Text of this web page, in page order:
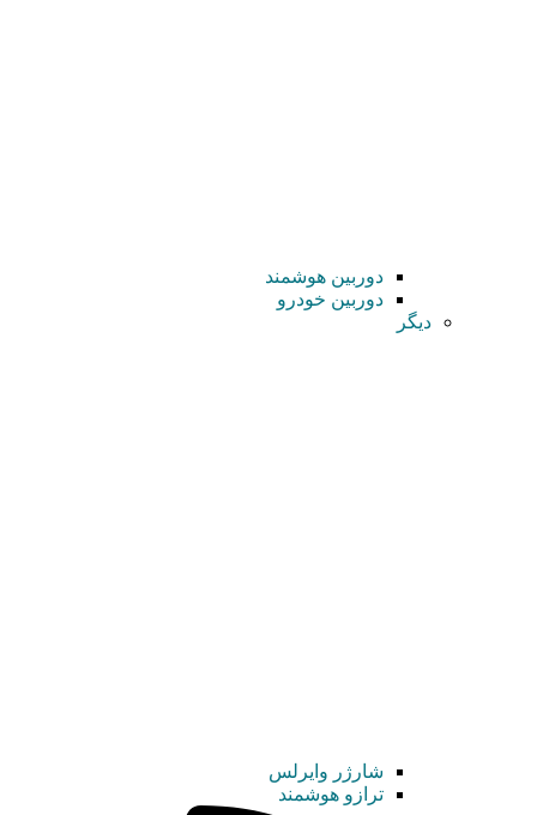
دوربین هوشمند
دوربین خودرو
دیگر
شارژر وایرلس
ترازو هوشمند